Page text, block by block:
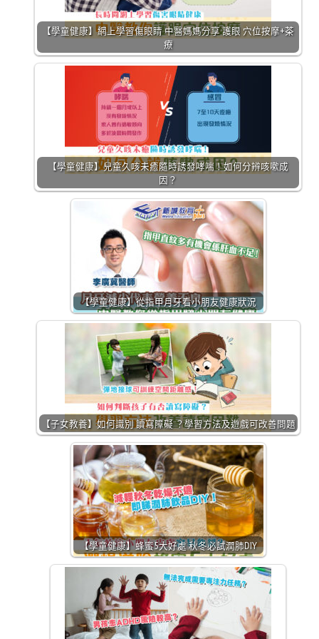
【學童健康】網上學習傷眼睛 中醫媽媽分享 護眼 穴位按摩+茶
療
【學童健康】兒童久咳未癒隨時誘發哮喘！如何分辨咳嗽成
因？
【學童健康】從指甲月牙看小朋友健康狀況
【子女教養】如何識別 讀寫障礙 ？學習方法及遊戲可改善問題
【學童健康】蜂蜜5大好處 秋冬必試潤肺DIY